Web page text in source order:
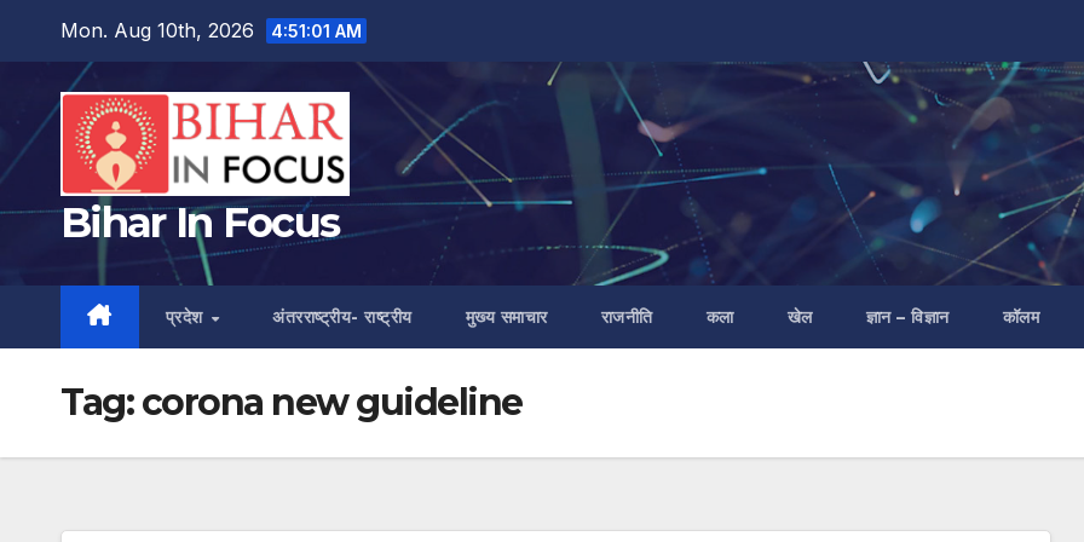
content
Mon. Aug 10th, 2026 4:51:02 AM
Bihar In Focus
प्रदेश अंतरराष्ट्रीय- राष्ट्रीय मुख्य समाचार राजनीति कला खेल ज्ञान – विज्ञान कॉलम
Tag:corona new guideline